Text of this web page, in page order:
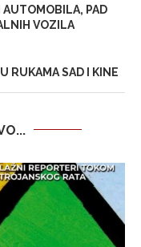
PAD
VOZILA
RUKAMA SAD I KINE